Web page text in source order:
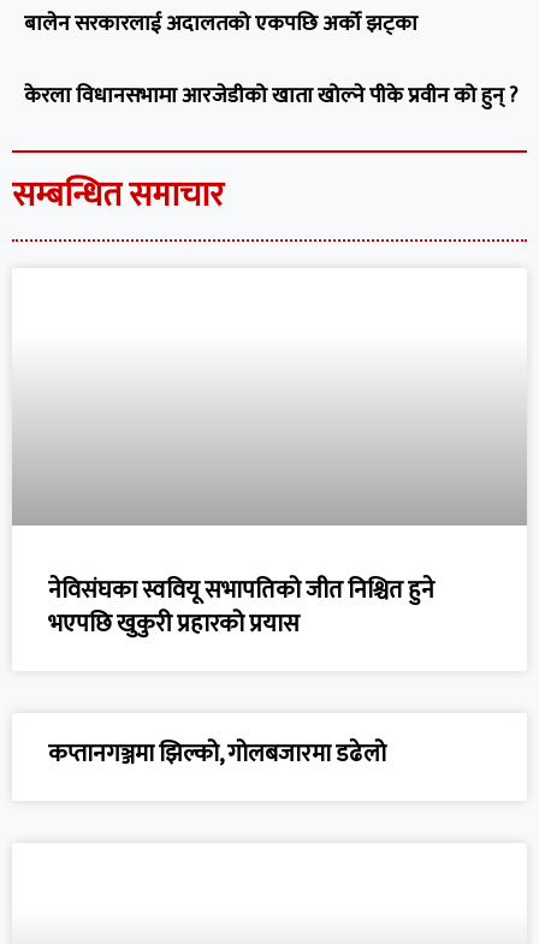
बालेन सरकारलाई अदालतको एकपछि अर्को झट्का
केरला विधानसभामा आरजेडीको खाता खोल्ने पीके प्रवीन को हुन् ?
सम्बन्धित समाचार
नेविसंघका स्ववियू सभापतिको जीत निश्चित हुने
भएपछि खुकुरी प्रहारको प्रयास
कप्तानगञ्जमा झिल्को, गोलबजारमा डढेलो